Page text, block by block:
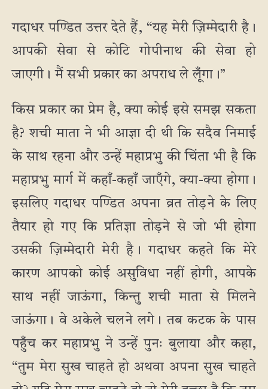
गदाधर पण्डित उत्तर देते हैं, “यह मेरी ज़िम्मेदारी है।
आपकी सेवा से कोटि गोपीनाथ की सेवा हो
जाएगी। मैं सभी प्रकार का अपराध ले लूँगा।”
किस प्रकार का प्रेम है, क्या कोई इसे समझ सकता
है? शची माता ने भी आज्ञा दी थी कि सदैव निमाई
के साथ रहना और उन्हें महाप्रभु की चिंता भी है कि
महाप्रभु मार्ग में कहाँ-कहाँ जाएँगे, क्या-क्या होगा।
इसलिए गदाधर पण्डित अपना व्रत तोड़ने के लिए
तैयार हो गए कि प्रतिज्ञा तोड़ने से जो भी होगा
उसकी ज़िम्मेदारी मेरी है। गदाधर कहते कि मेरे
कारण आपको कोई असुविधा नहीं होगी, आपके
साथ नहीं जाऊंगा, किन्तु शची माता से मिलने
जाऊंगा। वे अकेले चलने लगे। तब कटक के पास
पहुँच कर महाप्रभु ने उन्हें पुनः बुलाया और कहा,
“तुम मेरा सुख चाहते हो अथवा अपना सुख चाहते